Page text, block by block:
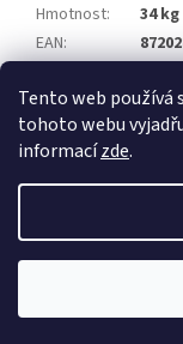
Tento web používá
tohoto webu
informacízde.
Hmotnost:
34 kg
EAN:
Počet balíků: 2